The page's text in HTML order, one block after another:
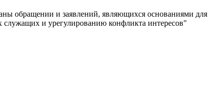
обращении и заявлений, являющихся основаниями для
и урегулированию конфликта интересов"